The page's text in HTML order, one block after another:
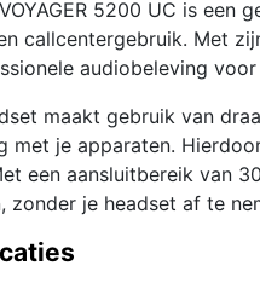
5200 UC is
callcentergebruik. Met
audiobeleving
maakt gebruik van
met je apparaten.
een aansluitbereik van
zonder je headset af te